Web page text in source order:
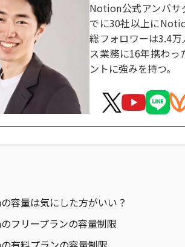
Notion公式アンバサ
でに30社以上に
総フォロワーは3.4
ス業務に16年携わっ
ントに強みを持つ。
容量は気にした方がいい？
フリープランの容量制限